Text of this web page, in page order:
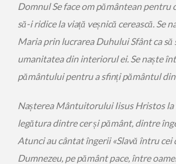
Domnul Se face om pământean pentru
să-i ridice la viață veșnică cerească. Se
Maria prin lucrarea Duhului Sfânt ca să
umanitatea din interiorul ei. Se naște
pământului pentru a sfinți pământul
Nașterea Mântuitorului Iisus Hristos la
legătura dintre cer și pământ, dintre
Atunci au cântat îngerii «Slavă întru cei
Dumnezeu, pe pământ pace, între